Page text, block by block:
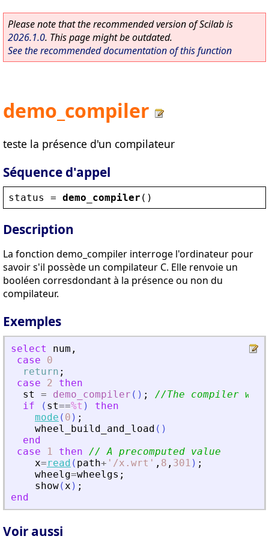
Please note that the recommended version of Scilab is
2026.1.0. This page might be outdated.
See the recommended documentation of this function
demo_compiler
teste la présence d'un compilateur
Séquence d'appel
status = demo_compiler ()
Description
La fonction demo_compiler interroge l'ordinateur pour
savoir s'il possède un compilateur C. Elle renvoie un
booléen corresdondant à la présence ou non du
compilateur.
Exemples
select num ,
case
0
return ;
case
2
then
st
= demo_compiler ( ) ;
//The compiler will
if
( st==%t )
then
mode ( 0 ) ;
wheel_build_and_load ( )
end
case
1 then // A precomputed value
x=read ( path+ ' /x.wrt ' , 8 , 301 ) ;
wheelg=wheelgs ;
show(x ) ;
end
Voir aussi